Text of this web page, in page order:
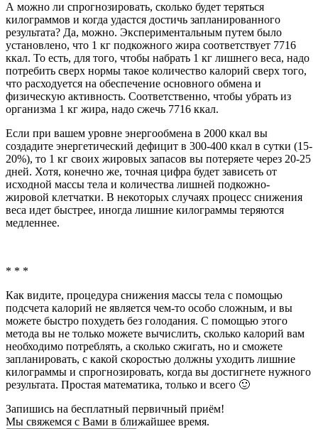
А можно ли спрогнозировать, сколько будет теряться
килограммов и когда удастся достичь запланированного
результата? Да, можно. Экспериментальным путем было
установлено, что 1 кг подкожного жира соответствует 7716
ккал. То есть, для того, чтобы набрать 1 кг лишнего веса, надо
потребить сверх нормы такое количество калорий сверх того,
что расходуется на обеспечение основного обмена и
физическую активность. Соответственно, чтобы убрать из
организма 1 кг жира, надо сжечь 7716 ккал.
Если при вашем уровне энергообмена в 2000 ккал вы
создадите энергетический дефицит в 300-400 ккал в сутки (15-
20%), то 1 кг своих жировых запасов вы потеряете через 20-25
дней. Хотя, конечно же, точная цифра будет зависеть от
исходной массы тела и количества лишней подкожно-
жировой клетчатки. В некоторых случаях процесс снижения
веса идет быстрее, иногда лишние килограммы теряются
медленнее.
* * *
Как видите, процедура снижения массы тела с помощью
подсчета калорий не является чем-то особо сложным, и вы
можете быстро похудеть без голодания. С помощью этого
метода вы не только можете вычислить, сколько калорий вам
необходимо потреблять, а сколько сжигать, но и сможете
запланировать, с какой скоростью должны уходить лишние
килограммы и спрогнозировать, когда вы достигнете нужного
результата. Простая математика, только и всего 🙂
Запишись на бесплатный первичный приём!
Мы свяжемся с Вами в ближайшее время.